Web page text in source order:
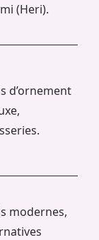
(Heri).
d’ornement
modernes,